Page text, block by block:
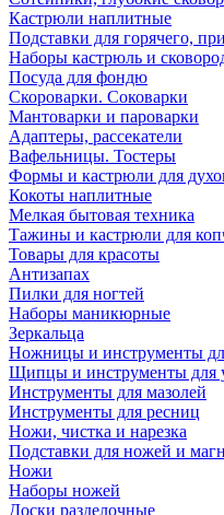
Кастрюли наплитные
Подставки для горячего,
Наборы кастрюль и
Посуда для фондю
Скороварки. Соковарки
Мантоварки и пароварки
Адаптеры, рассекатели
Вафельницы. Тостеры
Формы и кастрюли для
Кокоты наплитные
Мелкая бытовая техника
Тажины и кастрюли для
Товары для красоты
Антизапах
Пилки для ногтей
Наборы маникюрные
Зеркальца
Ножницы и инструменты
Щипцы и инструменты для
Инструменты для мазолей
Инструменты для ресниц
Ножи, чистка и нарезка
Подставки для ножей и
Ножи
Наборы ножей
Доски разделочные